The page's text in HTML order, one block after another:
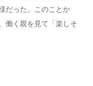
だった。このことか
働く親を見て「楽しそ